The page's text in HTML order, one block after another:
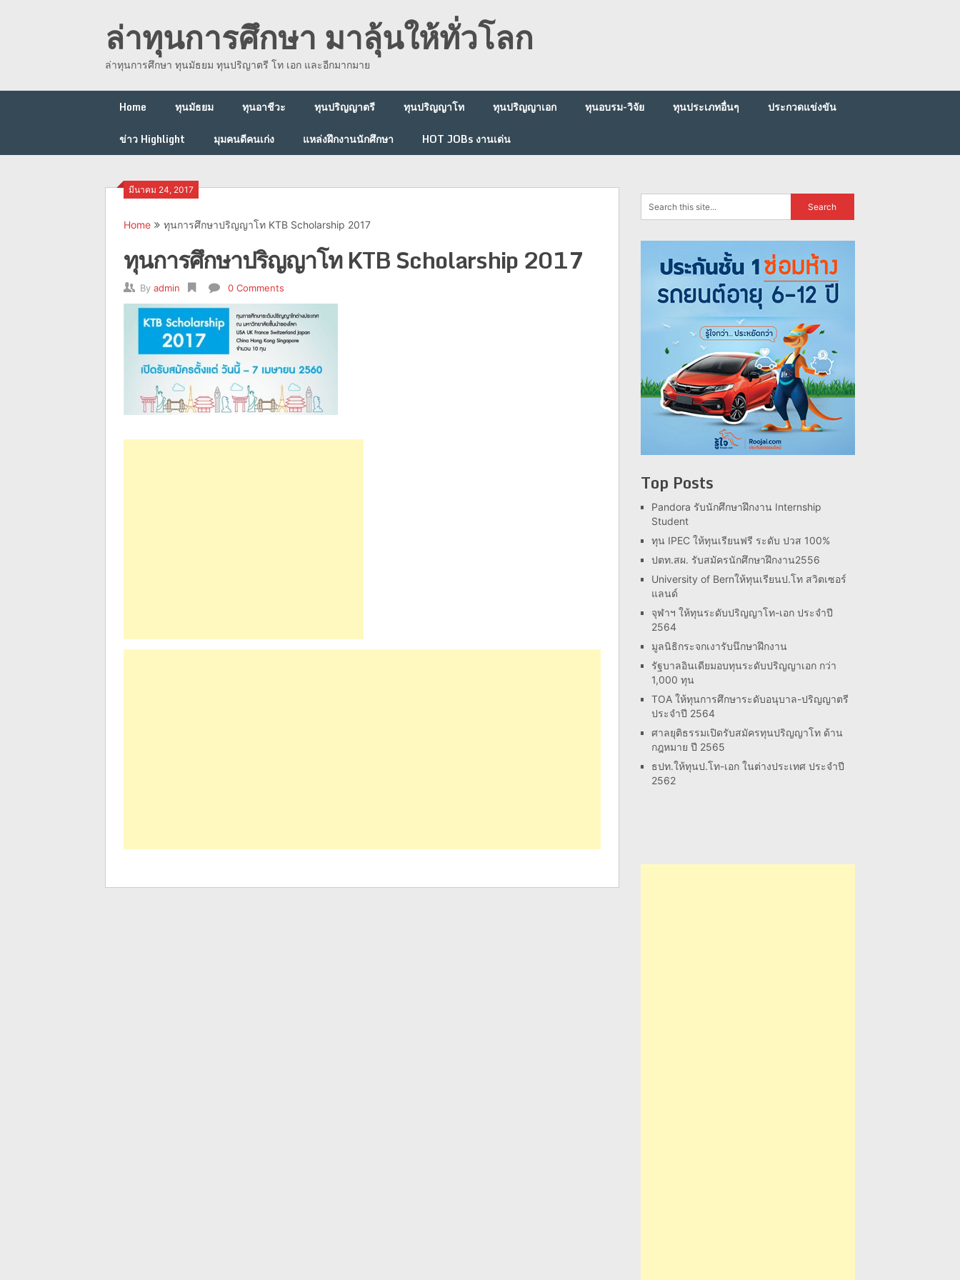
ล่าทุนการศึกษา มาลุ้นให้ทั่วโลก
ล่าทุนการศึกษา ทุนมัธยม ทุนปริญาตรี โท เอก และอีกมากมาย
Home ทุนมัธยม ทุนอาชีวะ ทุนปริญญาตรี ทุนปริญญาโท ทุนปริญญาเอก ทุนอบรม-วิจัย ทุนประเภทอื่นๆ
ประกวดแข่งขัน
ข่าว Highlight
มุมคนดีคนเก่ง แหล่งฝึกงานนักศึกษา HOT JOBs งานเด่น
มีนาคม 24, 2017
Home ทุนการศึกษาปริญญาโท KTB Scholarship 2017
ทุนการศึกษาปริญญาโท KTB Scholarship 2017
By admin 0 Comments
Top Posts
Pandora รับนักศึกษาฝึกงาน Internship
Student
ทุน IPEC ให้ทุนเรียนฟรี ระดับ ปวส 100%
ปตท.สผ. รับสมัครนักศึกษาฝึกงาน2556
University of Bernให้ทุนเรียนป.โท สวิตเซอร์
แลนด์
จุฬาฯ ให้ทุนระดับปริญญาโท-เอก ประจำปี
2564
มูลนิธิกระจกเงารับนึกษาฝึกงาน
รัฐบาลอินเดียมอบทุนระดับปริญญาเอก กว่า
1,000 ทุน
TOA ให้ทุนการศึกษาระดับอนุบาล-ปริญญาตรี
ประจำปี 2564
ศาลยุติธรรมเปิดรับสมัครทุนปริญญาโท ด้าน
กฎหมาย ปี 2565
ธปท.ให้ทุนป.โท-เอก ในต่างประเทศ ประจำปี
2562